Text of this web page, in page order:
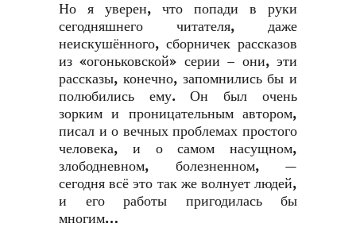
Но я уверен, что попади в руки
сегодняшнего читателя, даже
неискушённого, сборничек рассказов
из «огоньковской» серии – они, эти
рассказы, конечно, запомнились бы и
полюбились ему. Он был очень
зорким и проницательным автором,
писал и о вечных проблемах простого
человека, и о самом насущном,
злободневном, болезненном, —
сегодня всё это так же волнует людей,
и его работы пригодилась бы
многим…